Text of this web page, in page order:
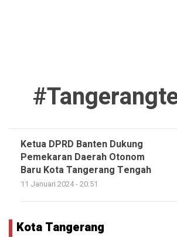
Ketua DPRD Banten Dukung
Pemekaran Daerah Otonom
Baru Kota Tangerang Tengah
11 Januari 2024 - 20:51
Kota Tangerang